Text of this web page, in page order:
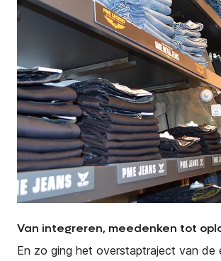
Van integreren, meedenken tot
En zo ging het overstaptraject van de